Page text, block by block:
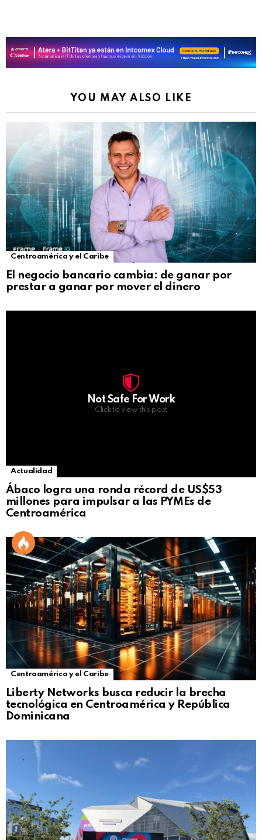
YOU MAY ALSO LIKE
Centroamérica y el Caribe
El negocio bancario cambia: de ganar por
prestar a ganar por mover el dinero
Not Safe For Work
Click to view this post
Actualidad
Ábaco logra una ronda récord de US$53
millones para impulsar a las PYMEs de
Centroamérica
Centroamérica y el Caribe
Liberty Networks busca reducir la brecha
tecnológica en Centroamérica y República
Dominicana